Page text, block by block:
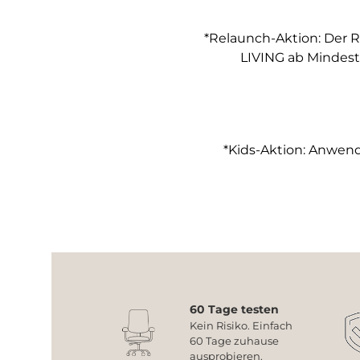
*Relaunch-Aktion: Der
LIVING ab
*Kids-Aktion:
60 Tage testen
Kein Risiko. Einfach
60 Tage zuhause
ausprobieren.